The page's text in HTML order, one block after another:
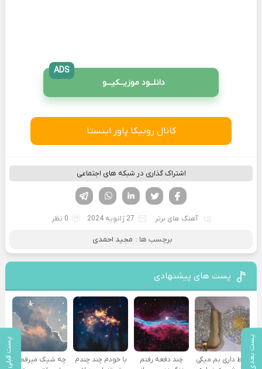
پست بعدی پست قبلی
دانلــود موزیــکیـــو
ADS
کانال روبیکا پاور اینستا
اشتراک گذاری در شبکه های اجتماعی
لینکدین تویتر
فیسوک
آهنگ های برتر 27 ژانویه 2024 0 نظر
برچسب ها : مجید احمدی
پست های پیشنهادی
فقط داری بم میگی
چند دفعه رفتم
با خودم چند چندم
چه شیک میرقصی